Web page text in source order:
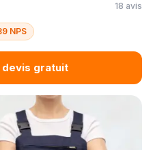
18 avis
NPS
devis gratuit